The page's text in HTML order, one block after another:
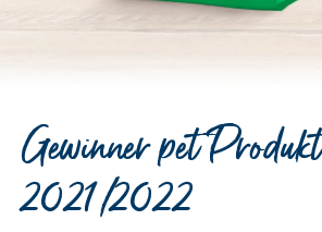
Gewinner pet Produkt
2021/2022